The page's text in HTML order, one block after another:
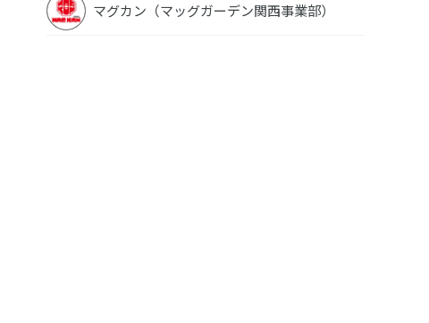
マグカン（マッグガーデン関西事業部）